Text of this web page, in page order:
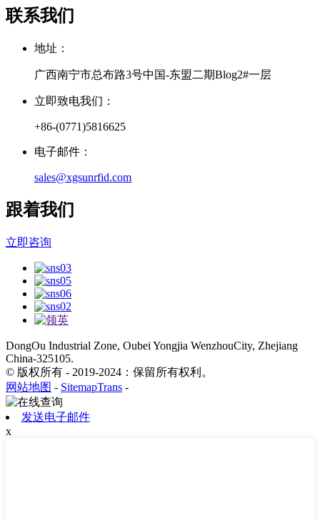
联系我们
地址：
广西南宁市总布路3号中国-东盟二期Blog2#一层
立即致电我们：
+86-(0771)5816625
电子邮件：
sales@xgsunrfid.com
跟着我们
立即咨询
DongOu Industrial Zone, Oubei Yongjia WenzhouCity, Zhejiang
China-325105.
© 版权所有 - 2019-2024：保留所有权利。
网站地图 - SitemapTrans -
发送电子邮件
x